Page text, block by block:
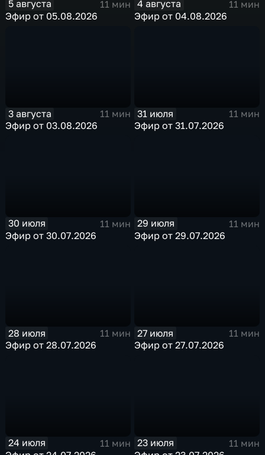
5 августа
11 мин
Эфир от 05.08.2026
4 августа
11 мин
Эфир от 04.08.2026
3 августа
11 мин
Эфир от 03.08.2026
31 июля
11 мин
Эфир от 31.07.2026
30 июля
11 мин
Эфир от 30.07.2026
29 июля
11 мин
Эфир от 29.07.2026
28 июля
11 мин
Эфир от 28.07.2026
27 июля
11 мин
Эфир от 27.07.2026
24 июля
11 мин
23 июля
11 мин